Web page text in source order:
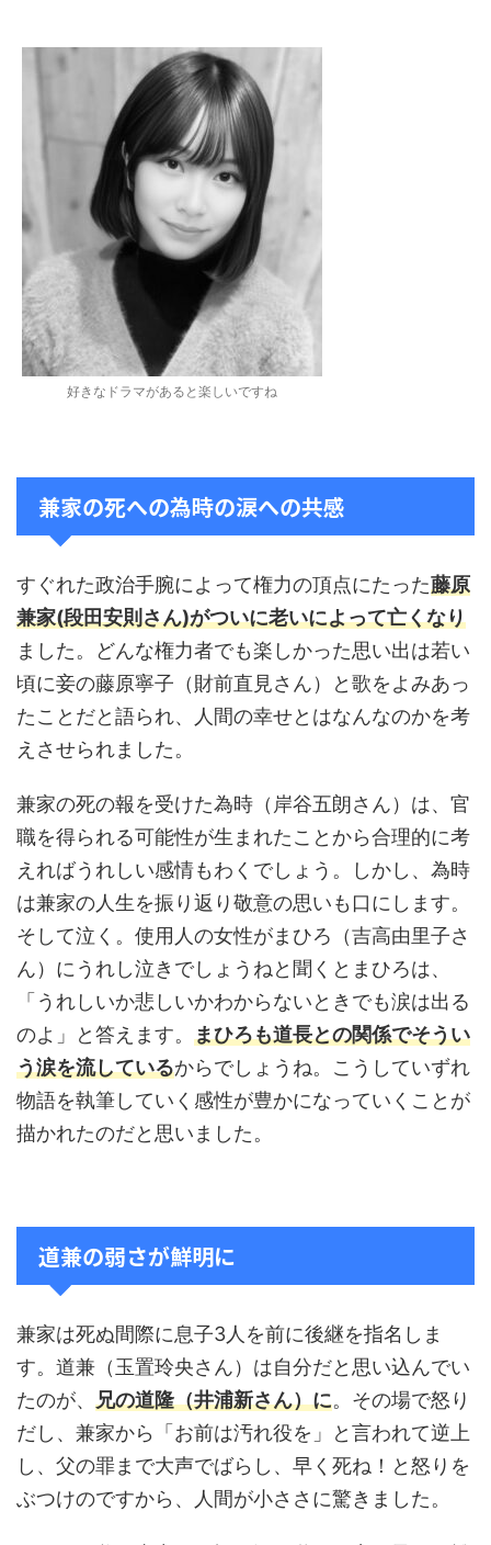
好きなドラマがあると楽しいですね
兼家の死への為時の涙への共感
すぐれた政治手腕によって権力の頂点にたった藤原
兼家(段田安則さん)がついに老いによって亡くなり
ました。どんな権力者でも楽しかった思い出は若い
頃に妾の藤原寧子（財前直見さん）と歌をよみあっ
たことだと語られ、人間の幸せとはなんなのかを考
えさせられました。
兼家の死の報を受けた為時（岸谷五朗さん）は、官
職を得られる可能性が生まれたことから合理的に考
えればうれしい感情もわくでしょう。しかし、為時
は兼家の人生を振り返り敬意の思いも口にします。
そして泣く。使用人の女性がまひろ（吉高由里子さ
ん）にうれし泣きでしょうねと聞くとまひろは、
「うれしいか悲しいかわからないときでも涙は出る
のよ」と答えます。 まひろも道長との関係でそうい
う涙を流しているからでしょうね。こうしていずれ
物語を執筆していく感性が豊かになっていくことが
描かれたのだと思いました。
道兼の弱さが鮮明に
兼家は死ぬ間際に息子3人を前に後継を指名しま
す。道兼（玉置玲央さん）は自分だと思い込んでい
たのが、 兄の道隆（井浦新さん）に。その場で怒り
だし、兼家から「お前は汚れ役を」と言われて逆上
し、父の罪まで大声でばらし、早く死ね！と怒りを
ぶつけのですから、人間が小ささに驚きました。